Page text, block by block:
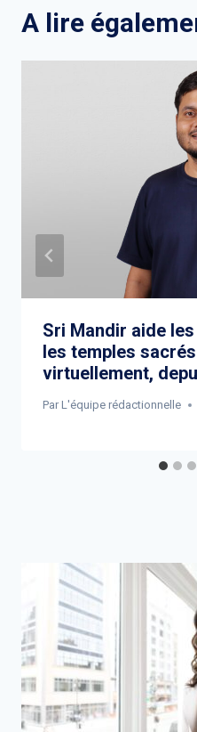
A lire
Sri Mandir aide
les temples
virtuellement,
Par L'équipe rédactionnelle